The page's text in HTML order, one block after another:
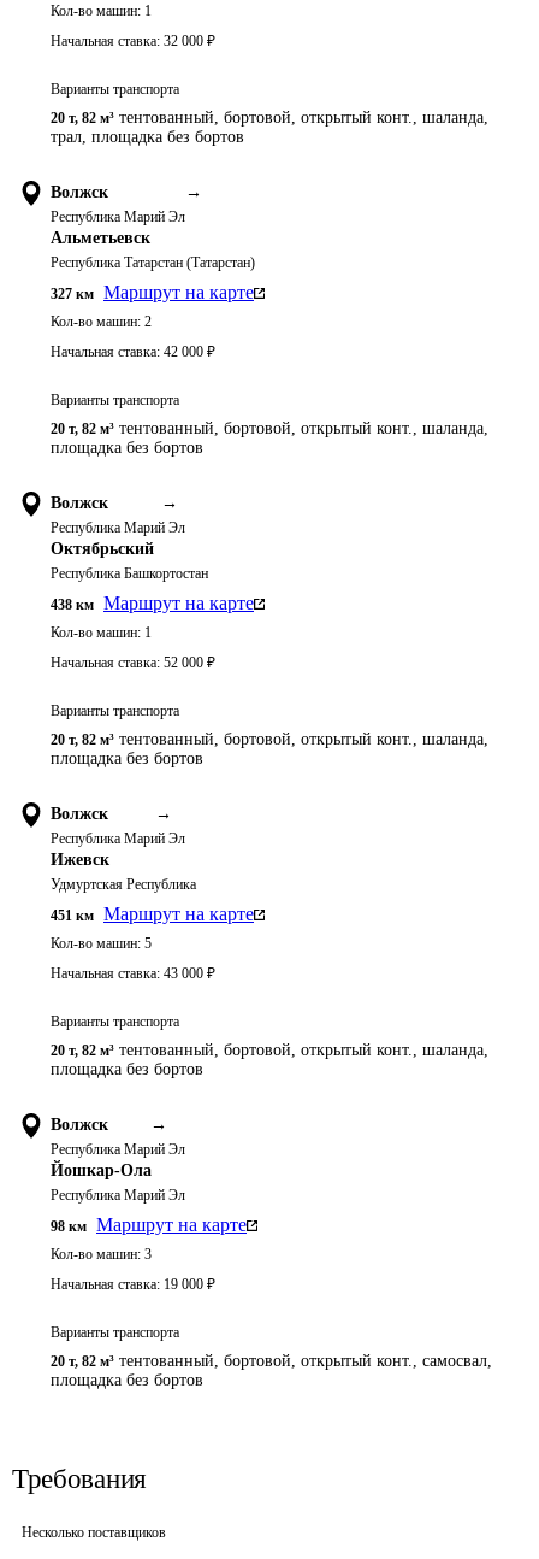
Кол-во машин: 1
Начальная ставка: 32 000 ₽
Варианты транспорта
20 т, 82 м³ тентованный, бортовой, открытый конт., шаланда,
трал, площадка без бортов
Волжск →
Республика Марий Эл
Альметьевск
Республика Татарстан (Татарстан)
327 км Маршрут на карте
Кол-во машин: 2
Начальная ставка: 42 000 ₽
Варианты транспорта
20 т, 82 м³ тентованный, бортовой, открытый конт., шаланда,
площадка без бортов
Волжск →
Республика Марий Эл
Октябрьский
Республика Башкортостан
438 км Маршрут на карте
Кол-во машин: 1
Начальная ставка: 52 000 ₽
Варианты транспорта
20 т, 82 м³ тентованный, бортовой, открытый конт., шаланда,
площадка без бортов
Волжск →
Республика Марий Эл
Ижевск
Удмуртская Республика
451 км Маршрут на карте
Кол-во машин: 5
Начальная ставка: 43 000 ₽
Варианты транспорта
20 т, 82 м³ тентованный, бортовой, открытый конт., шаланда,
площадка без бортов
Волжск →
Республика Марий Эл
Йошкар-Ола
Республика Марий Эл
98 км Маршрут на карте
Кол-во машин: 3
Начальная ставка: 19 000 ₽
Варианты транспорта
20 т, 82 м³ тентованный, бортовой, открытый конт., самосвал,
площадка без бортов
Требования
Несколько поставщиков